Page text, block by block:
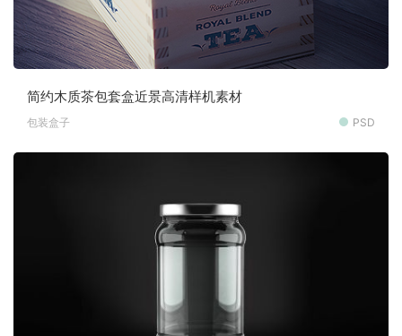
简约木质茶包套盒近景高清样机素材
包装盒子 PSD